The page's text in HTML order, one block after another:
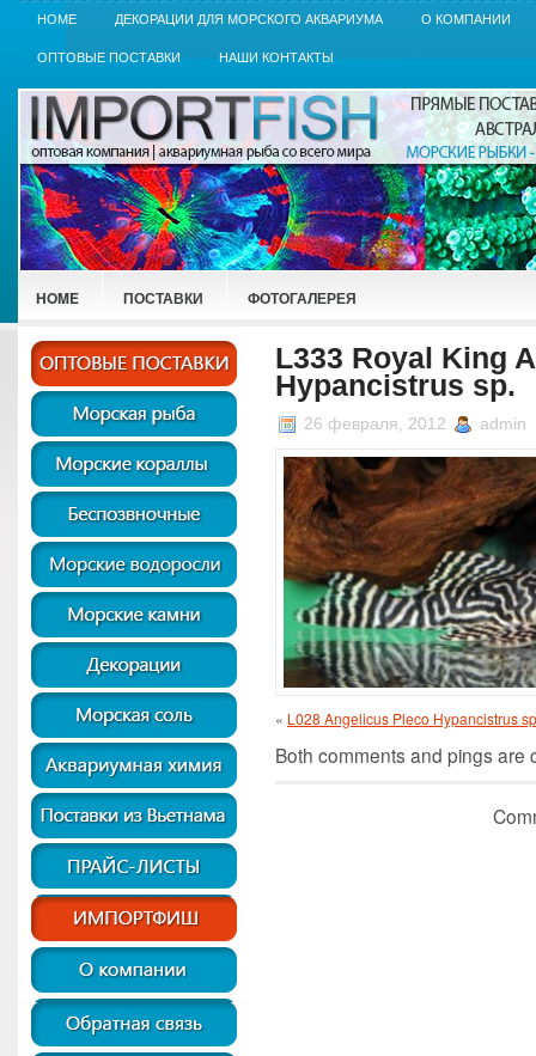
HOME ДЕКОРАЦИИ ДЛЯ МОРСКОГО АКВАРИУМА О КОМПАНИИ
ОПТОВЫЕ ПОСТАВКИ НАШИ КОНТАКТЫ
HOME ПОСТАВКИ ФОТОГАЛЕРЕЯ
L333 Royal King
Hypancistrus sp.
26 февраля, 2012 admin
« L028 Angelicus Pleco Hypancistrus
Both comments and pings are